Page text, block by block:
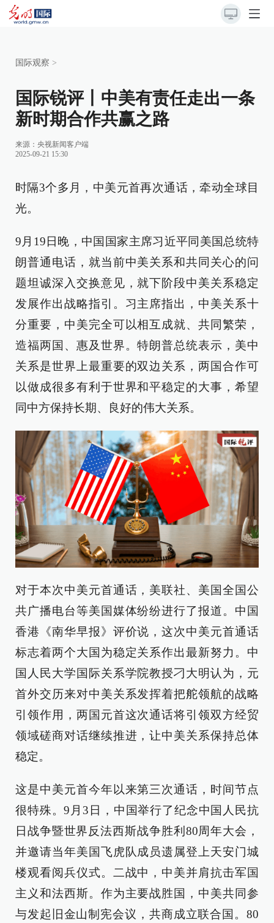
国际观察 >
国际锐评丨中美有责任走出一条
新时期合作共赢之路
来源： 央视新闻客户端
2025-09-21 15:30
时隔3个多月，中美元首再次通话，牵动全球目
光。
9月19日晚，中国国家主席习近平同美国总统特
朗普通电话，就当前中美关系和共同关心的问
题坦诚深入交换意见，就下阶段中美关系稳定
发展作出战略指引。习主席指出，中美关系十
分重要，中美完全可以相互成就、共同繁荣，
造福两国、惠及世界。特朗普总统表示，美中
关系是世界上最重要的双边关系，两国合作可
以做成很多有利于世界和平稳定的大事，希望
同中方保持长期、良好的伟大关系。
对于本次中美元首通话，美联社、美国全国公
共广播电台等美国媒体纷纷进行了报道。中国
香港《南华早报》评价说，这次中美元首通话
标志着两个大国为稳定关系作出最新努力。中
国人民大学国际关系学院教授刁大明认为，元
首外交历来对中美关系发挥着把舵领航的战略
引领作用，两国元首这次通话将引领双方经贸
领域磋商对话继续推进，让中美关系保持总体
稳定。
这是中美元首今年以来第三次通话，时间节点
很特殊。9月3日，中国举行了纪念中国人民抗
日战争暨世界反法西斯战争胜利80周年大会，
并邀请当年美国飞虎队成员遗属登上天安门城
楼观看阅兵仪式。二战中，中美并肩抗击军国
主义和法西斯。作为主要战胜国，中美共同参
与发起旧金山制宪会议，共商成立联合国。80